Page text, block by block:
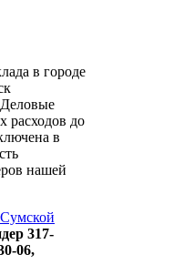
в городе
расходов до
в
нашей
317-
06,